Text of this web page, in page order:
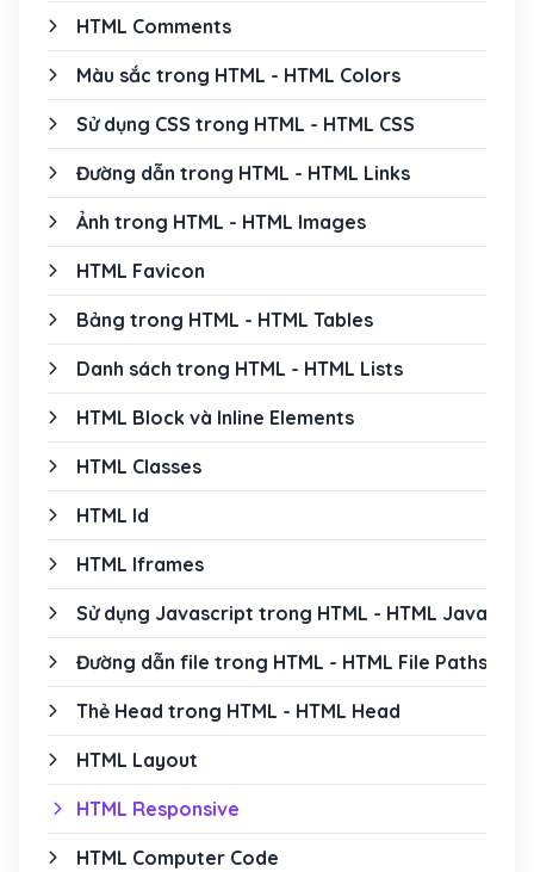
HTML Comments
Màu sắc trong HTML - HTML Colors
Sử dụng CSS trong HTML - HTML CSS
Đường dẫn trong HTML - HTML Links
Ảnh trong HTML - HTML Images
HTML Favicon
Bảng trong HTML - HTML Tables
Danh sách trong HTML - HTML Lists
HTML Block và Inline Elements
HTML Classes
HTML Id
HTML Iframes
Sử dụng Javascript trong HTML - HTML
Đường dẫn file trong HTML - HTML File Paths
Thẻ Head trong HTML - HTML Head
HTML Layout
HTML Responsive
HTML Computer Code